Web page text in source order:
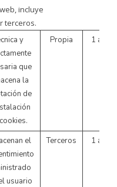
incluye
terceros.
y
que
la
de
Propia 1 año
el
usuario
Terceros 1 año